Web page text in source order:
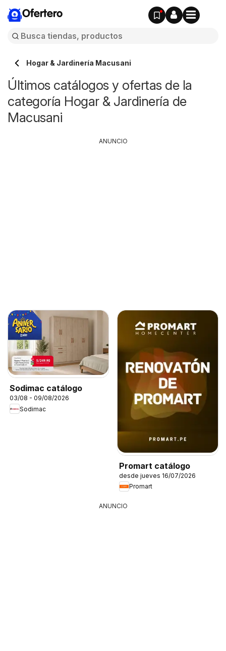
Ofertero
Hogar & Jardinería Macusani
Últimos catálogos y ofertas de la
categoría Hogar & Jardinería de
Macusani
Sodimac catálogo
03/08 - 09/08/2026
Sodimac
Promart catálogo
desde jueves 16/07/2026
Promart
ANUNCIO
ANUNCIO